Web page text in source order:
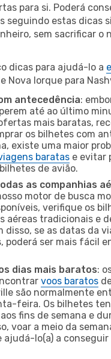
para si. Poderá
seguindo estas dicas
sem sacrificar o
dicas para ajudá-lo a
Nova Iorque para
antecedência:
até ao último
mais baratas,
os bilhetes com
existe uma maior
baratas e evitar
de avião.
as companhias
motor de busca
verifique os
aéreas tradicionais e
disso, se as datas da
poderá ser mais fácil
dias mais baratos:
voos baratos
são normalmente
feira. Os bilhetes
fins de semana e
voar a meio da
ajudá-lo(a) a conseguir